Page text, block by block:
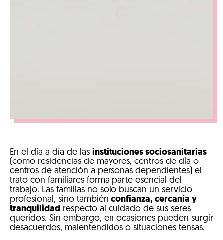
En el día a día de las instituciones sociosanitarias
(como residencias de mayores, centros de día o
centros de atención a personas dependientes) el
trato con familiares forma parte esencial del
trabajo. Las familias no solo buscan un servicio
profesional, sino también confianza, cercanía y
tranquilidad respecto al cuidado de sus seres
queridos. Sin embargo, en ocasiones pueden surgir
desacuerdos, malentendidos o situaciones tensas.